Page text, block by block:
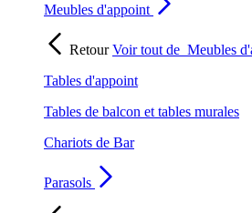
Meubles d'appoint
RetourVoir tout de Meubles
Tables d'appoint
Tables de balcon et tables murales
Chariots de Bar
Parasols